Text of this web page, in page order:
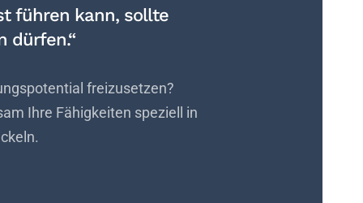
führen kann, sollte
dürfen.“
freizusetzen?
Ihre Fähigkeiten speziell in